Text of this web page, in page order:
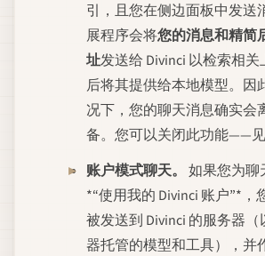
引，且您在侧边面板中发送
展程序会将您的消息和精简
址发送给 Divinci 以检索相
后将其提供给本地模型。因
况下，您的聊天消息确实会
备。您可以关闭此功能——见
账户模式聊天。 如果您为聊
*“使用我的 Divinci 账户”*，
被发送到 Divinci 的服务器
器托管的模型和工具），并